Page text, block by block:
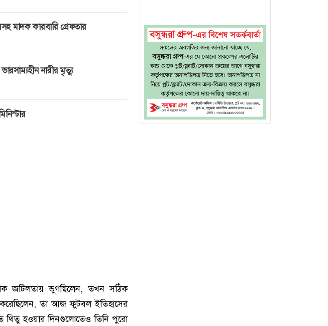
মাদক কারবারি গ্রেফতার
নারীর মৃত্যু
জটিলতায় ভুগছিলেন, তখন সঠিক
করেছিলেন, তা আজ ফুটবল ইতিহাসের
থিতু হওয়ার দিনগুলোতেও তিনি পুরো